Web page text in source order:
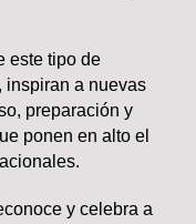
este tipo de
inspiran a nuevas
preparación y
ponen en alto el
y celebra a